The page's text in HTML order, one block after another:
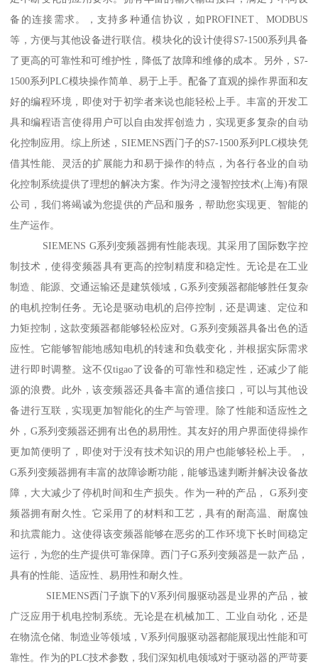
备的连接需求。，支持多种通信协议，如PROFINET、MODBUS
等，方便与其他设备进行联信。模块化的设计使得S7-1500系列具备
了更高的可靠性和可维护性，降低了故障和维修的成本。另外，S7-
1500系列PLC模块操作简单、易于上手。配备了直观的操作界面和友
好的编程环境，即使对于初学者来说也能轻松上手。丰富的开发工
具和编程语言使得用户可以自由发挥创造力，实现更多复杂的自动
化控制应用。综上所述，SIEMENS西门子的S7-1500系列PLC模块凭
借其性能、灵活的扩展能力和易于操作的特点，为各行各业的自动
化控制系统提供了理想的解决方案。作为浔之漫智控技术(上海)有限
公司，我们将竭诚为您提供的产品和服务，帮助您实现更、智能的
生产运作。
SIEMENS G系列变频器拥有性能表现。其采用了国际数字控
制技术，使得变频器具有更高的控制精度和稳定性。无论是在工业
制造、能源、交通运输还是建筑领域，G系列变频器都能够胜任复杂
的电机控制任务。无论是驱动电机的启停控制，还是调速、定位和
力矩控制，这款变频器都能够轻松应对。G系列变频器具备出色的适
应性。它能够智能地感知电机的转速和负载变化，并根据实际需求
进行即时调整。这不仅tigao了设备的可靠性和稳定性，还减少了能
源的浪费。此外，该变频器还具备丰富的通信接口，可以与其他设
备进行互联，实现更加智能化的生产与管理。除了性能和适应性之
外，G系列变频器还拥有出色的易用性。其友好的用户界面使得操作
更加简便明了，即使对于没有技术知识的用户也能够轻松上手。，
G系列变频器拥有丰富的故障诊断功能，能够迅速判断并解决设备故
障，大大减少了停机时间和生产损失。作为一种的产品， G系列变
频器拥有耐久性。它采用了的材料和工艺，具有的耐高温、耐腐蚀
和抗震能力。这使得该变频器能够在恶劣的工作环境下长时间稳定
运行，为您的生产提供可靠保障。西门子G系列变频器是一款产品，
具有的性能、适应性、易用性和耐久性。
SIEMENS西门子旗下的V系列伺服驱动器是业界的产品，被
广泛应用于机电控制系统。无论是在机械加工、工业自动化，还是
在物流仓储、制造业等领域，V系列伺服驱动器都能展现出性能和可
靠性。作为的PLC技术参数，我们深知机电领域对于驱动器的严苛要